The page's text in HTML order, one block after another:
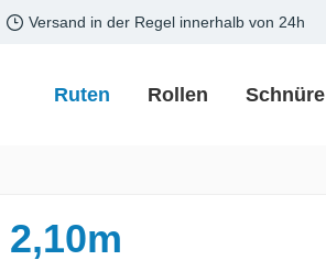
Versand in der Regel innerhalb von 24h
Ruten Rollen Schnüre